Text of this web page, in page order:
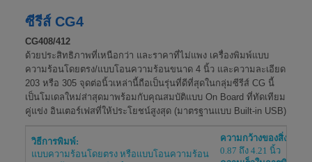
ซีรีส์ CG4
CG408/412
ด้วยประสิทธิภาพที่เหนือกว่า และราคาที่ไม่แพง เครื่องพิมพ์แบบ
ความร้อนโดยตรง/แบบโอนความร้อนขนาด 4 นิ้ว และความละเอียด
203 หรือ 305 จุดต่อนิ้วเหล่านี้ถือเป็นรุ่นที่ดีที่สุดในกลุ่มซีรีส์ CG นี้
เป็นโมเดลใหม่ส่าสุดมาพร้อมกับคุณสมบัติแบบ On Board ที่ทัดเทียม
คู่แข่ง อินเตอร์เฟสที่ให้ประโยชน์สูงสุด (มาตรฐานแบบ Built-in USB)
วิธีการพิมพ์:
แบบความร้อนโดยตรง หรือแบบโอนความร้อน
ความกว้างของสิ่งพิมพ์:
0.87 ถึง 4.21 นิ้ว